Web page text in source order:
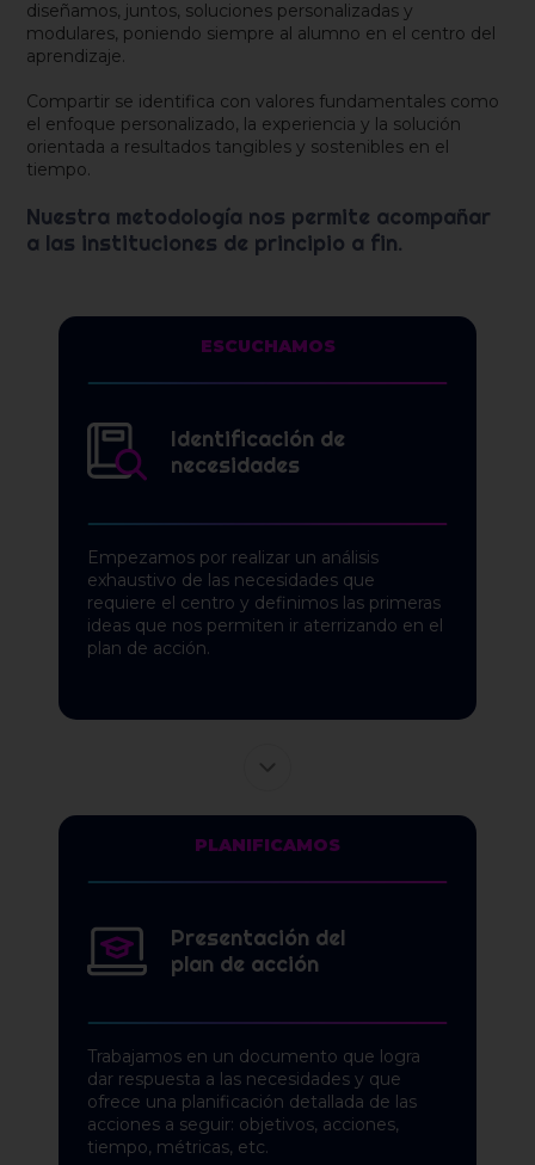
diseñamos, juntos, soluciones personalizadas y
modulares, poniendo siempre al alumno en el centro del
aprendizaje.
Compartir se identifica con valores fundamentales como
el enfoque personalizado, la experiencia y la solución
orientada a resultados tangibles y sostenibles en el
tiempo.
Nuestra metodología nos permite acompañar
a las instituciones de principio a fin.
ESCUCHAMOS
Identificación de
necesidades
Empezamos por realizar un análisis
exhaustivo de las necesidades que
requiere el centro y definimos las primeras
ideas que nos permiten ir aterrizando en el
plan de acción.
PLANIFICAMOS
Presentación del
plan de acción
Trabajamos en un documento que logra
dar respuesta a las necesidades y que
ofrece una planificación detallada de las
acciones a seguir: objetivos, acciones,
tiempo, métricas, etc.